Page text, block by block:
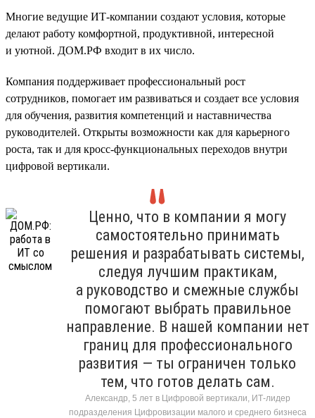
Многие ведущие ИТ-компании создают условия, которые
делают работу комфортной, продуктивной, интересной
и уютной. ДОМ.РФ входит в их число.
Компания поддерживает профессиональный рост
сотрудников, помогает им развиваться и создает все условия
для обучения, развития компетенций и наставничества
руководителей. Открыты возможности как для карьерного
роста, так и для кросс-функциональных переходов внутри
цифровой вертикали.
Ценно, что в компании я могу
самостоятельно принимать
решения и разрабатывать системы,
следуя лучшим практикам,
а руководство и смежные службы
помогают выбрать правильное
направление. В нашей компании нет
границ для профессионального
развития — ты ограничен только
тем, что готов делать сам.
Александр, 5 лет в Цифровой вертикали, ИТ-лидер
подразделения Цифровизации малого и среднего бизнеса